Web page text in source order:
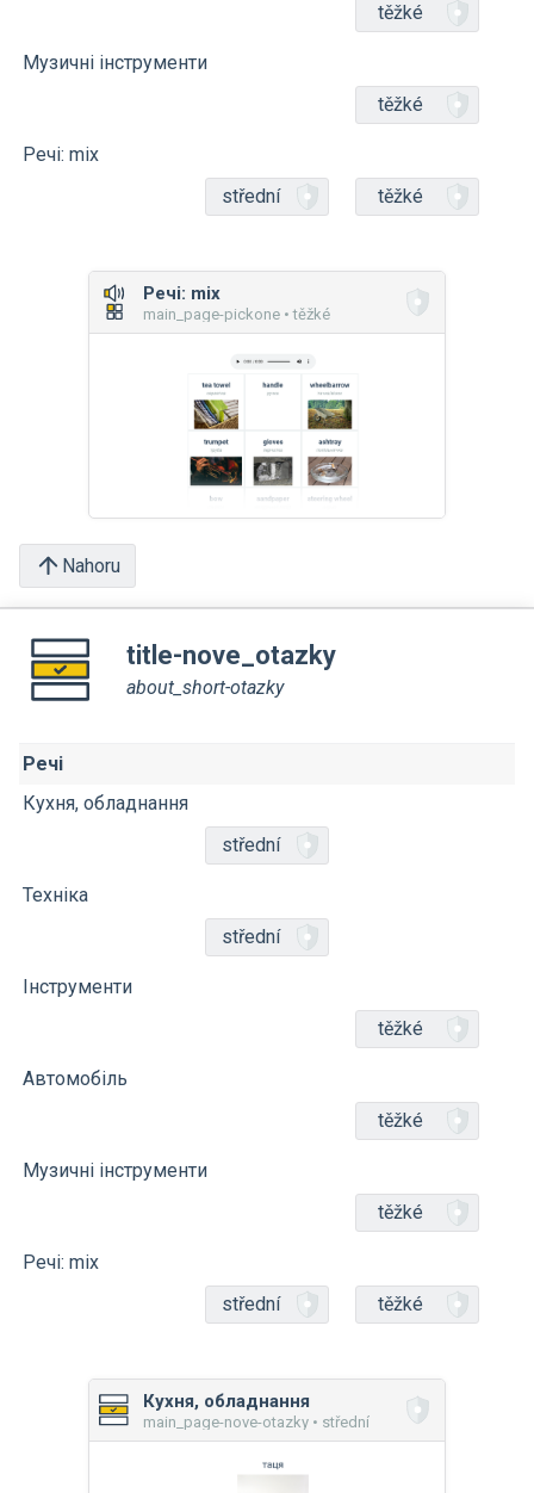
těžké
Музичні інструменти
těžké
Речі: mix
střední
těžké
Речі: mix
main_page-pickone • těžké
Nahoru
title-nove_otazky
about_short-otazky
Речі
Кухня, обладнання
střední
Техніка
střední
Інструменти
těžké
Автомобіль
těžké
Музичні інструменти
těžké
Речі: mix
střední
těžké
Кухня, обладнання
main_page-nove-otazky • střední